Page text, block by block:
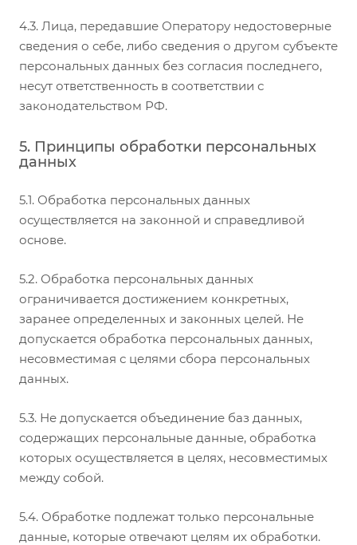
4.3. Лица, передавшие Оператору недостоверные
сведения о себе, либо сведения о другом субъекте
персональных данных без согласия последнего,
несут ответственность в соответствии с
законодательством РФ.
5. Принципы обработки персональных
данных
5.1. Обработка персональных данных
осуществляется на законной и справедливой
основе.
5.2. Обработка персональных данных
ограничивается достижением конкретных,
заранее определенных и законных целей. Не
допускается обработка персональных данных,
несовместимая с целями сбора персональных
данных.
5.3. Не допускается объединение баз данных,
содержащих персональные данные, обработка
которых осуществляется в целях, несовместимых
между собой.
5.4. Обработке подлежат только персональные
данные, которые отвечают целям их обработки.